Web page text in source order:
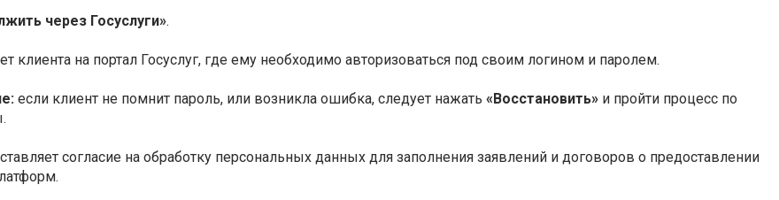
через Госуслуги».
клиента на портал Госуслуг, где ему необходимо авторизоваться под своим логином и паролем.
если клиент не помнит пароль, или возникла ошибка, следует нажать «Восстановить» и пройти процесс по
согласие на обработку персональных данных для заполнения заявлений и договоров о предоставлении